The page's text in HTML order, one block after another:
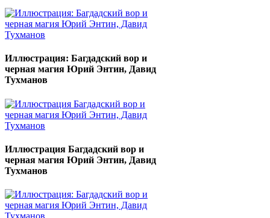
Иллюстрация: Багдадский вор и
черная магия Юрий Энтин, Давид
Тухманов
Иллюстрация Багдадский вор и
черная магия Юрий Энтин, Давид
Тухманов